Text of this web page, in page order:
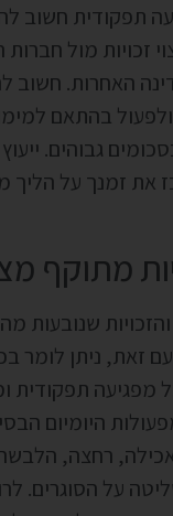
תפקודית חשוב
זכויות מול
האחרות. חשוב
בהתאם
גבוהים.
את זמנך על הליך
מתוקף
שנובעות
עם זאת, ניתן לומר
מפגיעה
היומיום
אכילה, רחצה,
על הסוגרים.